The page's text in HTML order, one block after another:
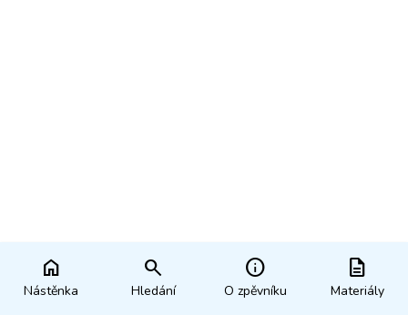
home
Nástěnka
search
Hledání
info
O zpěvníku
description
Materiály